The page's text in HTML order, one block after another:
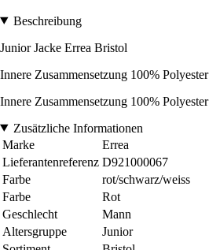
Beschreibung
Junior Jacke Errea Bristol
Innere Zusammensetzung 100% Polyester
Innere Zusammensetzung 100% Polyester
Zusätzliche Informationen
Marke
Errea
Lieferantenreferenz D921000067
Farbe
rot/schwarz/weiss
Farbe
Rot
Geschlecht
Mann
Altersgruppe
Junior